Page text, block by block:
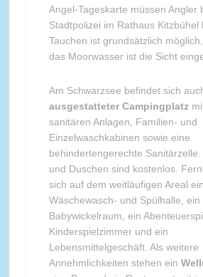
Angel-Tageskarte müssen Angler
Stadtpolizei im Rathaus Kitzbühel
Tauchen ist grundsätzlich
das Moorwasser ist die Sicht
Am Schwarzsee befindet sich
ausgestatteter Campingplatz
sanitären Anlagen, Familien- und
Einzelwaschkabinen sowie eine
behindertengerechte
und Duschen sind kostenlos.
sich auf dem weitläufigen Areal
Wäschewasch- und Spülhalle, ein
Babywickelraum, ein
Kinderspielzimmer und ein
Lebensmittelgeschäft. Als weitere
Annehmlichkeiten stehen ein